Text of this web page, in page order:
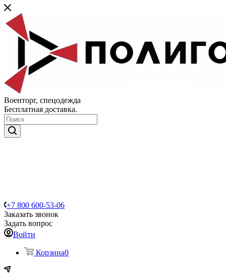
Военторг, спецодежда
Бесплатная доставка.
+7 800 600-53-06
Заказать звонок
Задать вопрос
Войти
Корзина0